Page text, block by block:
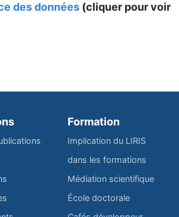
des données (cliquer pour voir
Formation
Implication du LIRIS
dans les formations
Médiation scientifique
École doctorale